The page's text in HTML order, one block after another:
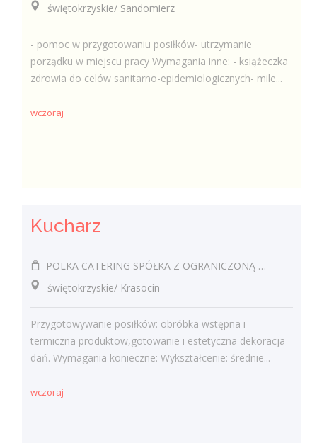
świętokrzyskie/ Sandomierz
- pomoc w przygotowaniu posiłków- utrzymanie
porządku w miejscu pracy Wymagania inne: - książeczka
zdrowia do celów sanitarno-epidemiologicznych- mile...
wczoraj
Kucharz
POLKA CATERING SPÓŁKA Z OGRANICZONĄ ODPOWIEDZIALNOŚCIĄ
świętokrzyskie/ Krasocin
Przygotowywanie posiłków: obróbka wstępna i
termiczna produktow,gotowanie i estetyczna dekoracja
dań. Wymagania konieczne: Wykształcenie: średnie...
wczoraj